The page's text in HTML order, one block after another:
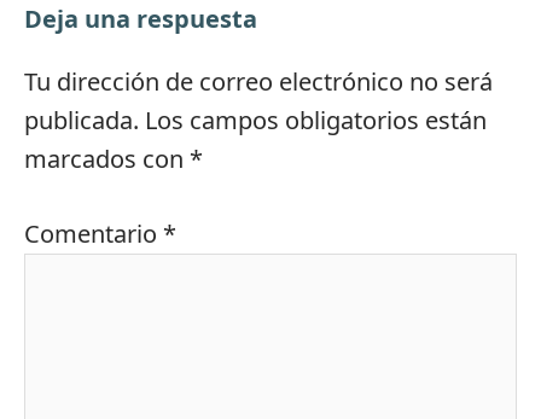
Deja una respuesta
Tu dirección de correo electrónico no será
publicada. Los campos obligatorios están
marcados con *
Comentario *